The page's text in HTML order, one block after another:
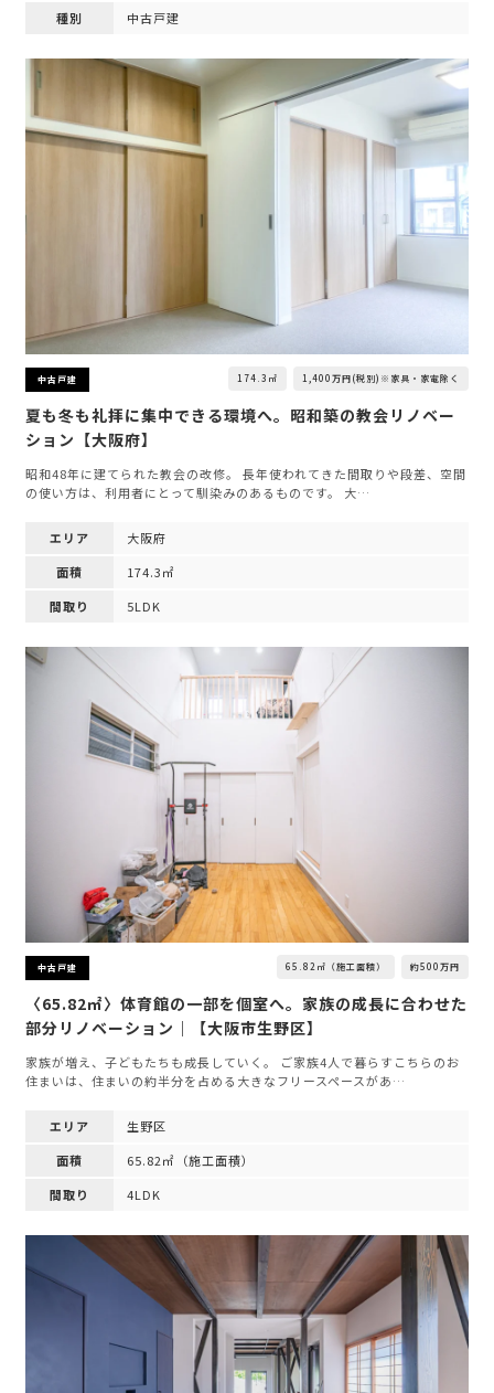
種別
中古戸建
中古戸建 174.3㎡ 1,400万円(税別)※家具・家電除く
夏も冬も礼拝に集中できる環境へ。昭和築の教会リノベー
ション【大阪府】
昭和48年に建てられた教会の改修。 長年使われてきた間取りや段差、空間
の使い方は、利用者にとって馴染みのあるものです。 大…
エリア
大阪府
面積
174.3㎡
間取り
5LDK
中古戸建 65.82㎡（施工面積） 約500万円
〈65.82㎡〉体育館の一部を個室へ。家族の成長に合わせた
部分リノベーション｜【大阪市生野区】
家族が増え、子どもたちも成長していく。 ご家族4人で暮らすこちらのお
住まいは、住まいの約半分を占める大きなフリースペースがあ…
エリア
生野区
面積
65.82㎡（施工面積）
間取り
4LDK